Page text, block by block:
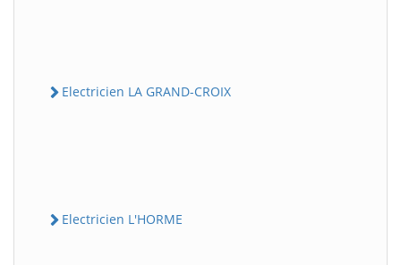
Electricien LA GRAND-CROIX
Electricien L'HORME